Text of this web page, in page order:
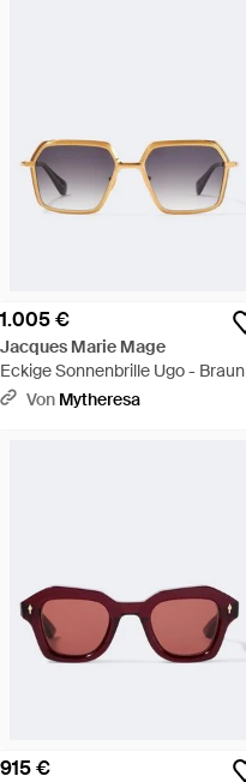
1.005 €
Jacques Marie Mage
Eckige Sonnenbrille Ugo - Braun
Von Mytheresa
915 €